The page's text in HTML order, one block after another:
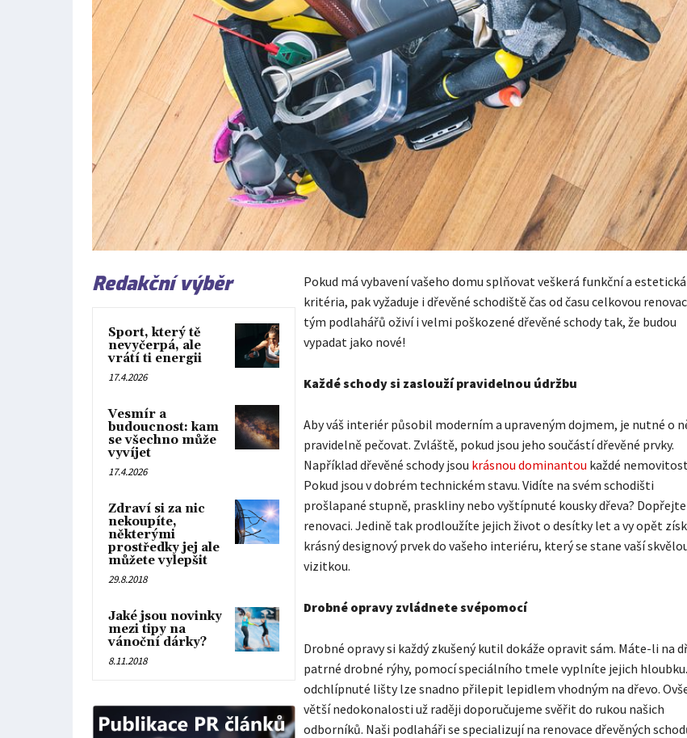
Redakční výběr
Sport, který tě
nevyčerpá, ale
vrátí ti energii
17.4.2026
Vesmír a
budoucnost: kam
se všechno může
vyvíjet
17.4.2026
Zdraví si za nic
nekoupíte,
některými
prostředky jej ale
můžete vylepšit
29.8.2018
Jaké jsou novinky
mezi tipy na
vánoční dárky?
8.11.2018
Pokud má vybavení vašeho domu splňovat veškerá funkční a estetická
kritéria, pak vyžaduje i dřevěné schodiště čas od času celkovou
tým podlahářů oživí i velmi poškozené dřevěné schody tak, že budou
vypadat jako nové!
Každé schody si zaslouží pravidelnou údržbu
Aby váš interiér působil moderním a upraveným dojmem, je nutné o
pravidelně pečovat. Zvláště, pokud jsou jeho součástí dřevěné prvky.
Například dřevěné schody jsou krásnou dominantou každé
Pokud jsou v dobrém technickém stavu. Vidíte na svém schodišti
prošlapané stupně, praskliny nebo vyštípnuté kousky dřeva?
renovaci. Jedině tak prodloužíte jejich život o desítky let a vy opět
krásný designový prvek do vašeho interiéru, který se stane vaší
vizitkou.
Drobné opravy zvládnete svépomocí
Drobné opravy si každý zkušený kutil dokáže opravit sám. Máte-li na
patrné drobné rýhy, pomocí speciálního tmele vyplníte jejich
odchlípnuté lišty lze snadno přilepit lepidlem vhodným na dřevo.
větší nedokonalosti už raději doporučujeme svěřit do rukou našich
odborníků. Naši podlaháři se specializují na renovace dřevěných